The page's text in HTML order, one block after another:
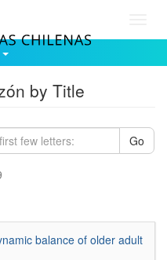
by Title
Go
balance of older adult